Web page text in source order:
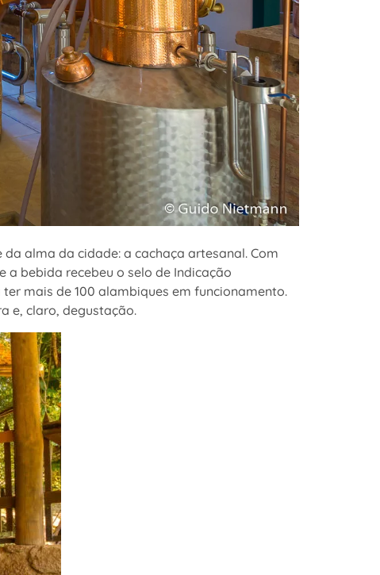
alma da cidade: a cachaça artesanal. Com
bebida recebeu o selo de Indicação
mais de 100 alambiques em funcionamento.
e, claro, degustação.